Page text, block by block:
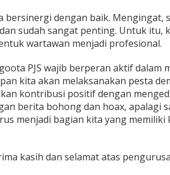
bersinergi dengan baik. Mengingat,
sudah sangat penting. Untuk itu,
wartawan menjadi profesional.
PJS wajib berperan aktif dalam
kita akan melaksanakan pesta
kontribusi positif dengan
berita bohong dan hoax, apalagi
menjadi bagian kita yang memiliki
kasih dan selamat atas